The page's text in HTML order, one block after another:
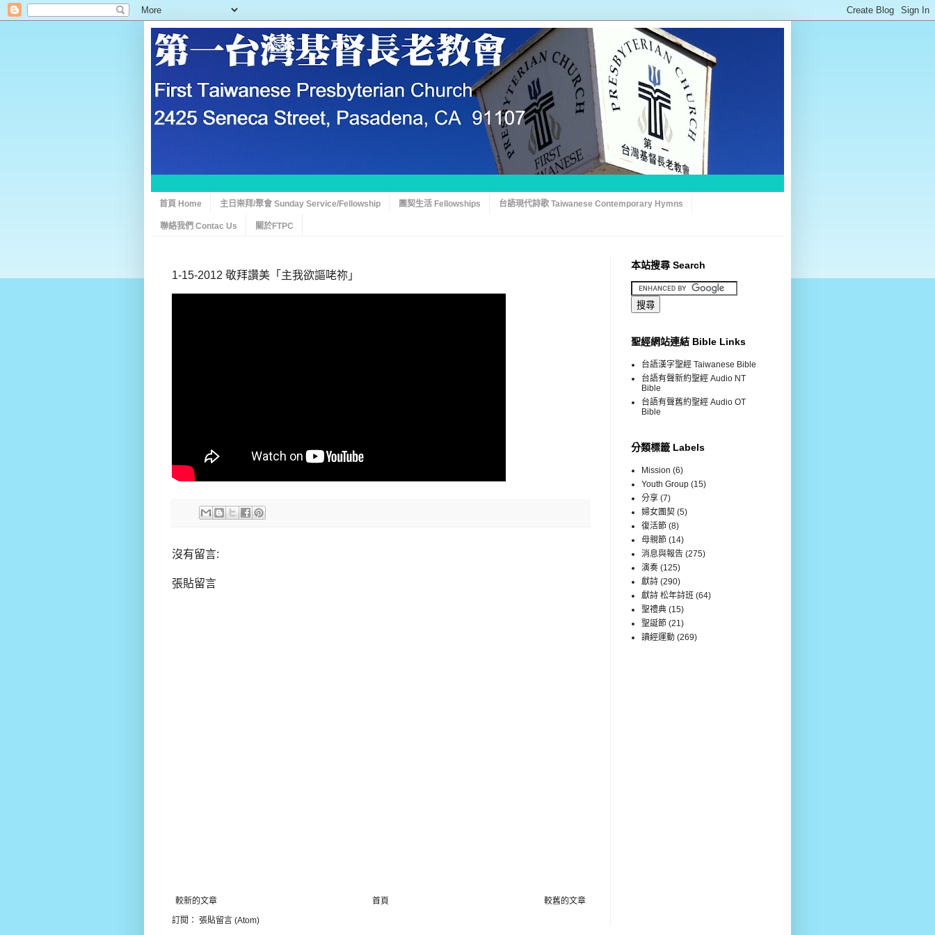
首頁 Home 主日崇拜/聚會 Sunday Service/Fellowship 團契生活 Fellowships 台語現代詩歌 Taiwanese Contemporary Hymns
聯絡我們 Contac Us 關於FTPC
1-15-2012 敬拜讚美「主我欲謳咾祢」
沒有留言:
張貼留言
較新的文章 較舊的文章
首頁
訂閱： 張貼留言 (Atom)
本站搜尋 Search
聖經網站連結 Bible Links
台語漢字聖經 Taiwanese Bible
台語有聲新約聖經 Audio NT
Bible
台語有聲舊約聖經 Audio OT
Bible
分類標籤 Labels
Mission (6)
Youth Group (15)
分享 (7)
婦女團契 (5)
復活節 (8)
母親節 (14)
消息與報告 (275)
演奏 (125)
獻詩 (290)
獻詩 松年詩班 (64)
聖禮典 (15)
聖誕節 (21)
讀經運動 (269)